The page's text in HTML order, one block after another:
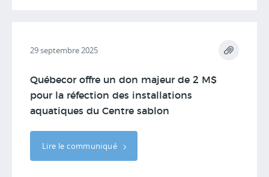
29 septembre 2025
Québecor offre un don majeur de 2 M$
pour la réfection des installations
aquatiques du Centre sablon
Lire le communiqué